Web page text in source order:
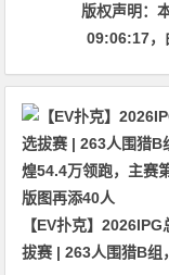
版权声明：
09:06:17
【EV扑克】
拔赛 | 263人围猎B组